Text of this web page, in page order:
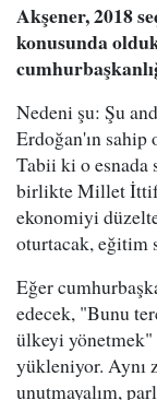
Akşener, 2018
konusunda
Nedeni şu: Şu
Erdoğan'ın
Tabii ki o esnada
birlikte Millet
ekonomiyi
oturtacak, eğitim
Eğer
edecek, "Bunu
ülkeyi yönetmek"
yükleniyor. Aynı
unutmayalım,